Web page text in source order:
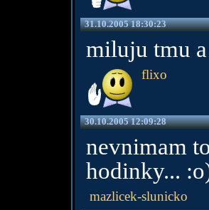
31.10.2005 18:30:23
miluju tmu
flixo
30.10.2005 12:09:28
nevnimam
hodinky...
mazlicek-slunicko